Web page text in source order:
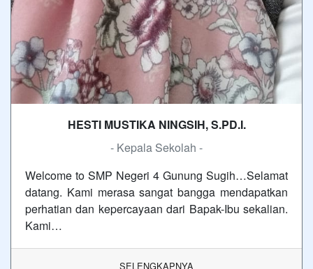
HESTI MUSTIKA NINGSIH, S.PD.I.
- Kepala Sekolah -
Welcome to SMP Negeri 4 Gunung Sugih…Selamat
datang. Kami merasa sangat bangga mendapatkan
perhatian dan kepercayaan dari Bapak-Ibu sekalian.
Kami…
SELENGKAPNYA